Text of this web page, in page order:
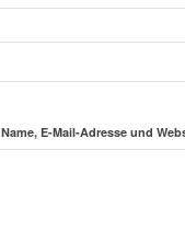
Name, E-Mail-Adresse und